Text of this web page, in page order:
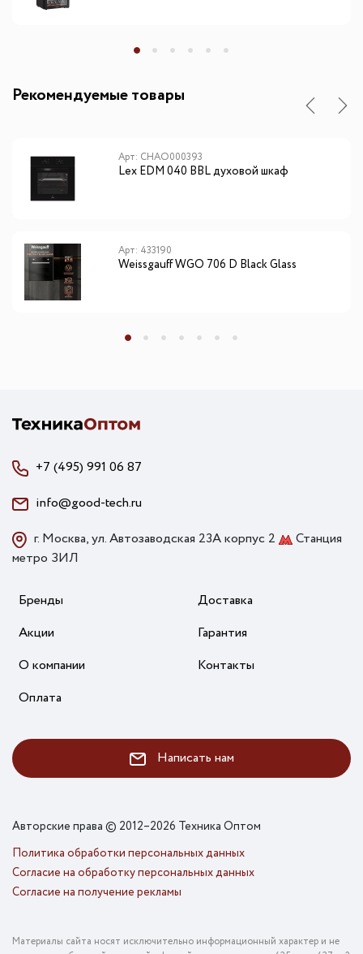
Рекомендуемые товары
Арт: CHAO000393
Lex EDM 040 BBL духовой шкаф
Арт: 433190
Weissgauff WGO 706 D Black Glass
+7 (495) 991 06 87
info@good-tech.ru
г. Москва, ул. Автозаводская 23А корпус 2
Станция
метро ЗИЛ
Бренды
Акции
О компании
Оплата
Доставка
Гарантия
Контакты
Написать нам
Авторские права © 2012–2026 Техника Оптом
Политика обработки персональных данных
Согласие на обработку персональных данных
Согласие на получение рекламы
Материалы сайта носят исключительно информационный характер и не